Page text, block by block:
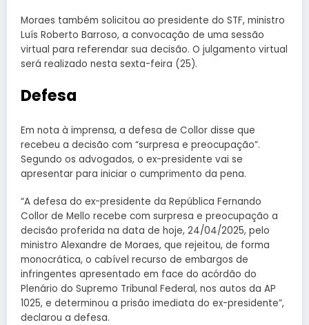
Moraes também solicitou ao presidente do STF, ministro
Luís Roberto Barroso, a convocação de uma sessão
virtual para referendar sua decisão. O julgamento virtual
será realizado nesta sexta-feira (25).
Defesa
Em nota à imprensa, a defesa de Collor disse que
recebeu a decisão com “surpresa e preocupação”.
Segundo os advogados, o ex-presidente vai se
apresentar para iniciar o cumprimento da pena.
“A defesa do ex-presidente da República Fernando
Collor de Mello recebe com surpresa e preocupação a
decisão proferida na data de hoje, 24/04/2025, pelo
ministro Alexandre de Moraes, que rejeitou, de forma
monocrática, o cabível recurso de embargos de
infringentes apresentado em face do acórdão do
Plenário do Supremo Tribunal Federal, nos autos da AP
1025, e determinou a prisão imediata do ex-presidente”,
declarou a defesa.